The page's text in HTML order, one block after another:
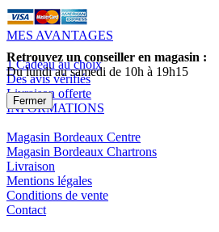
MES AVANTAGES
1 Cadeau au choix
Des avis vérifiés
Livraison offerte
INFORMATIONS
Magasin Bordeaux Centre
Magasin Bordeaux Chartrons
Livraison
Mentions légales
Conditions de vente
Contact
Retrouvez un conseiller en magasin :
Du lundi au samedi de 10h à 19h15
Fermer